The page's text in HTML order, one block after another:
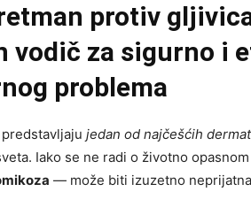
protiv
vodič za sigurno i
problema
jedan od najčešćih
Iako se ne radi o životno
— može biti izuzetno